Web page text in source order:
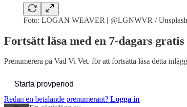
Foto: LOGAN WEAVER | @LGNWVR /
Fortsätt läsa med en 7-dagars
Prenumerera på Vad Vi Vet. för att fortsätta läsa detta
Starta provperiod
Redan en betalande prenumerant? Logga in